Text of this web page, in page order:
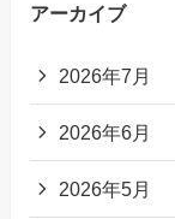
アーカイブ
2026年7月
2026年6月
2026年5月